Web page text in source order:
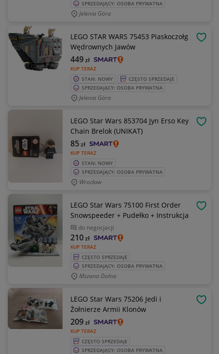
SPRZEDAJĄCY: OSOBA PRYWATNA
Jelenia Góra
LEGO STAR WARS 75453 Piaskoczołg
Wędrownych Jawów
KUP TERAZ
449zł
STAN: NOWY
CZĘSTO SPRZEDAJE
SPRZEDAJĄCY: OSOBA PRYWATNA
Jelenia Góra
LEGO Star Wars 853704 Jyn Erso Key
Chain Brelok (UNIKAT)
KUP TERAZ
85zł
STAN: NOWY
SPRZEDAJĄCY: OSOBA PRYWATNA
Wrocław
LEGO Star Wars 75100 First Order
Snowspeeder + Pudełko + Instrukcja
do negocjacji
KUP TERAZ
210zł
CZĘSTO SPRZEDAJE
SPRZEDAJĄCY: OSOBA PRYWATNA
Mszana Dolna
LEGO Star Wars 75206 Jedi i
Żołnierze Armii Klonów
KUP TERAZ
209zł
CZĘSTO SPRZEDAJE
SPRZEDAJĄCY: OSOBA PRYWATNA